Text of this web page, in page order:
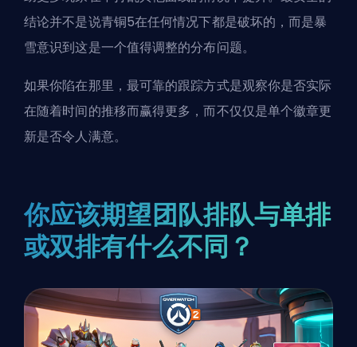
结论并不是说青铜5在任何情况下都是破坏的，而是暴
雪意识到这是一个值得调整的分布问题。
如果你陷在那里，最可靠的跟踪方式是观察你是否实际
在随着时间的推移而赢得更多，而不仅仅是单个徽章更
新是否令人满意。
你应该期望团队排队与单排
或双排有什么不同？